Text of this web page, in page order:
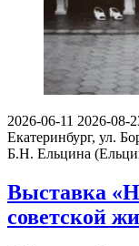
2026-06-11 2026-08-
Екатеринбург, ул.
Б.Н. Ельцина
Выставка
советской